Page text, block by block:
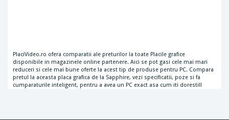
PlaciVideo.ro ofera comparatii ale preturilor la toate Placile grafice
disponibile in magazinele online partenere. Aici se pot gasi cele mai mari
reduceri si cele mai bune oferte la acest tip de produse pentru PC. Compara
pretul la aceasta placa grafica de la Sapphire, vezi specificatii, poze si fa
cumparaturile inteligent, pentru a avea un PC exact asa cum iti doresti!!